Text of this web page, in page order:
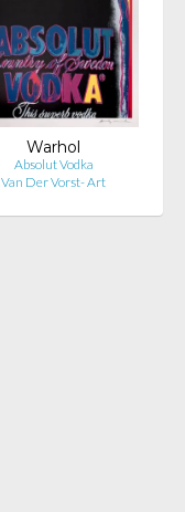
Warhol
Absolut Vodka
Van Der Vorst- Art